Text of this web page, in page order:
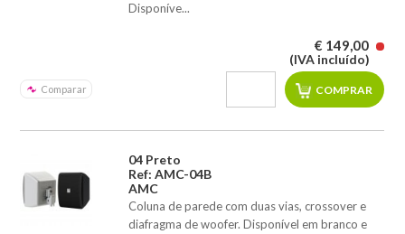
Disponíve...
Comparar
€ 149,00
(IVA incluído)
04 Preto
Ref: AMC-04B
AMC
Coluna de parede com duas vias, crossover e
diafragma de woofer. Disponível em branco e